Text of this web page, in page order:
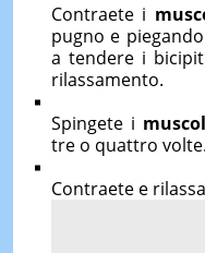
Contraete i
pugno e
a tendere i
rilassamento.
Spingete i
tre o quattro volte.
Contraete e